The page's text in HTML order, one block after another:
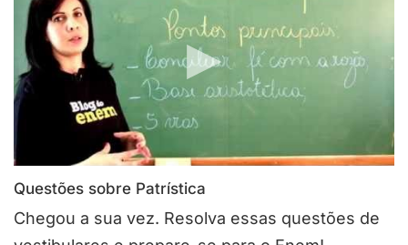
Questões sobre Patrística
Chegou a sua vez. Resolva essas questões de